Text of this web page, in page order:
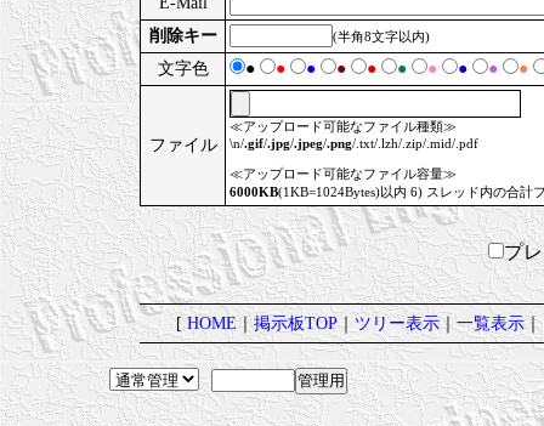
削除キー
(半角8文字以内)
文字色 ● ● ● ● ● ● ● ● ● ●
ファイル
≪アップロード可能なファイル種類≫
\n/.gif/.jpg/.jpeg/.png/.txt/.lzh/.zip/.mid/.pdf
≪アップロード可能なファイル容量≫
6000KB(1KB=1024Bytes)以内 6) スレッド内の合計
プ
[HOME｜掲示板TOP｜ツリー表示｜一覧表示｜